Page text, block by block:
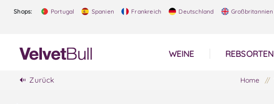
Shops: Portugal Spanien Frankreich Deutschland Großbritannien
WEINE REBSORTEN
Zurück Home /